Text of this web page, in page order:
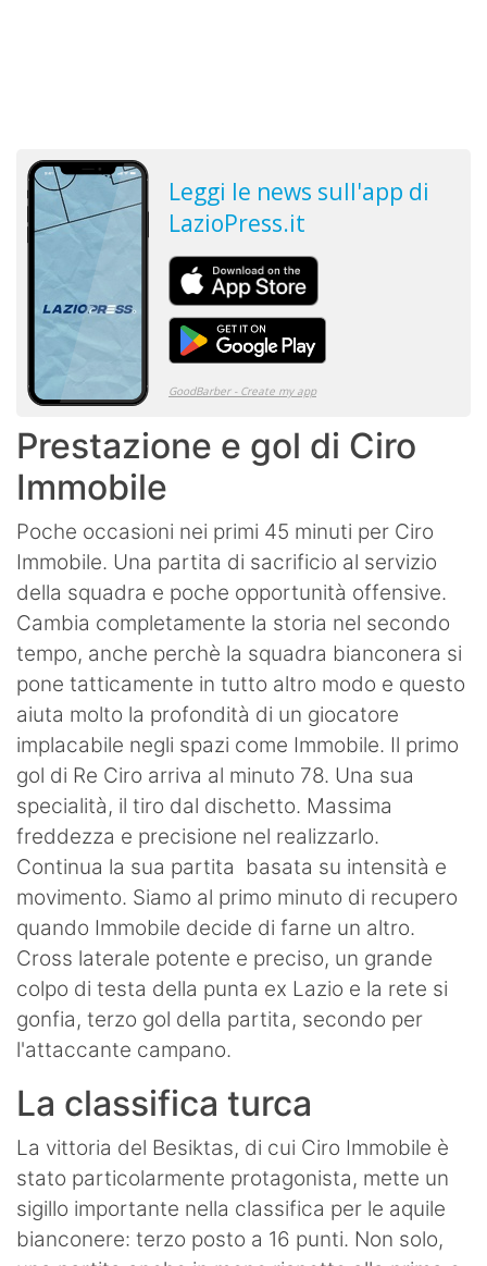
Prestazione e gol di Ciro
Immobile
Poche occasioni nei primi 45 minuti per Ciro
Immobile. Una partita di sacrificio al servizio
della squadra e poche opportunità offensive.
Cambia completamente la storia nel secondo
tempo, anche perchè la squadra bianconera si
pone tatticamente in tutto altro modo e questo
aiuta molto la profondità di un giocatore
implacabile negli spazi come Immobile. Il primo
gol di Re Ciro arriva al minuto 78. Una sua
specialità, il tiro dal dischetto. Massima
freddezza e precisione nel realizzarlo.
Continua la sua partita basata su intensità e
movimento. Siamo al primo minuto di recupero
quando Immobile decide di farne un altro.
Cross laterale potente e preciso, un grande
colpo di testa della punta ex Lazio e la rete si
gonfia, terzo gol della partita, secondo per
l'attaccante campano.
La classifica turca
La vittoria del Besiktas, di cui Ciro Immobile è
stato particolarmente protagonista, mette un
sigillo importante nella classifica per le aquile
bianconere: terzo posto a 16 punti. Non solo,